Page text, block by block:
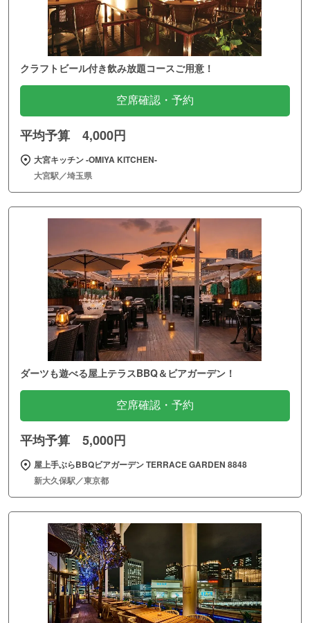
クラフトビール付き飲み放題コースご用意！
空席確認・予約
平均予算 4,000円
大宮キッチン ‐OMIYA KITCHEN‐
大宮駅／埼玉県
ダーツも遊べる屋上テラスBBQ＆ビアガーデン！
空席確認・予約
平均予算 5,000円
屋上手ぶらBBQビアガーデン TERRACE GARDEN 8848
新大久保駅／東京都